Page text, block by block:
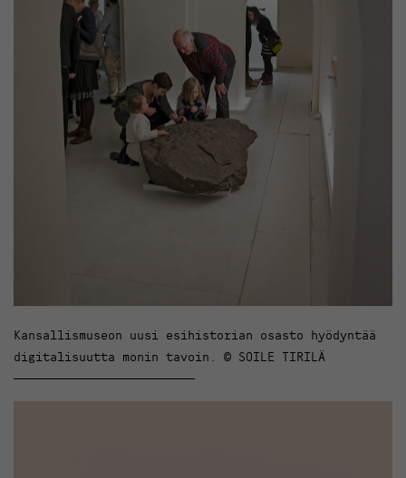
Kansallismuseon uusi esihistorian osasto hyödyntää
digitalisuutta monin tavoin. © SOILE TIRILÄ